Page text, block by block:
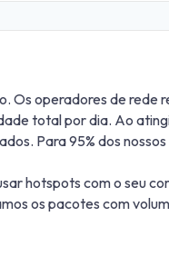
Os operadores de
total por dia. Ao
Para 95% dos
hotspots com o seu
os pacotes com